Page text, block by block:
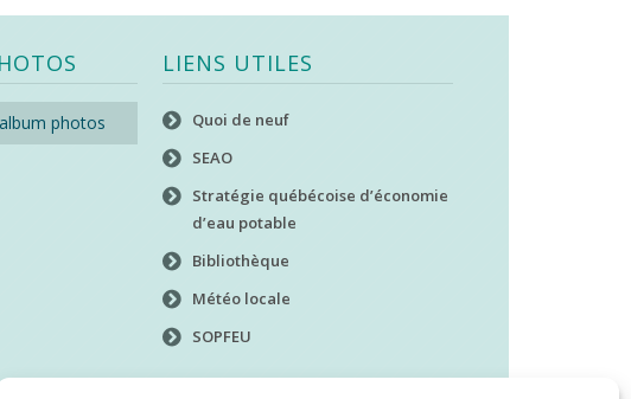
photos
LIENS UTILES
Quoi de neuf
SEAO
Stratégie québécoise d’économie
d’eau potable
Bibliothèque
Météo locale
SOPFEU